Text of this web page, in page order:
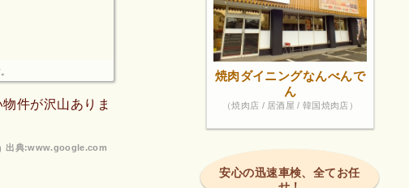
件が沢山ありま
出典:www.google.com
焼肉ダイニングなんべんで
ん
（焼肉店 / 居酒屋 / 韓国焼肉店）
安心の迅速車検、全てお任